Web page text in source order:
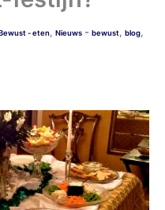
- eten, Nieuws - bewust, blog,